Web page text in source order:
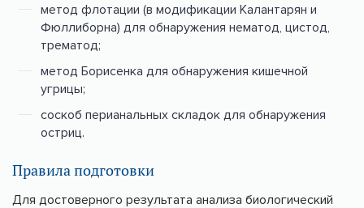
метод флотации (в модификации Калантарян и
Фюллиборна) для обнаружения нематод, цистод,
трематод;
метод Борисенка для обнаружения кишечной
угрицы;
соскоб перианальных складок для обнаружения
остриц.
Правила подготовки
Для достоверного результата анализа биологический